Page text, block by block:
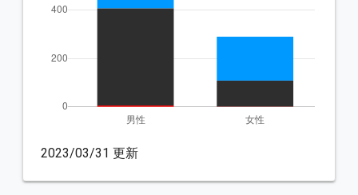
2023/03/31 更新